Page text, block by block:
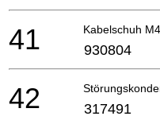
Kabelschuh
41 930804
42 317491